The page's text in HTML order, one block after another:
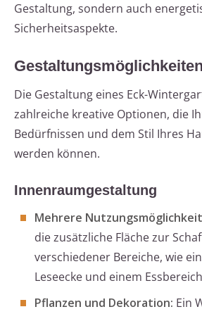
Gestaltung, sondern auch
Sicherheitsaspekte.
Gestaltungsmöglichkeiten
Die Gestaltung eines Eck-
zahlreiche kreative Optionen, die
Bedürfnissen und dem Stil Ihres
werden können.
Innenraumgestaltung
Mehrere
die zusätzliche Fläche zur
verschiedener Bereiche, wie
Leseecke und einem
Pflanzen und Dekoration: Ein